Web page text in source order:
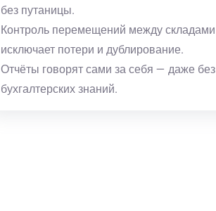
без путаницы.
Контроль перемещений между складами
исключает потери и дублирование.
Отчёты говорят сами за себя — даже без
бухгалтерских знаний.